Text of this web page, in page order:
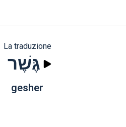
La traduzione
גֶּשֶׁר
gesher